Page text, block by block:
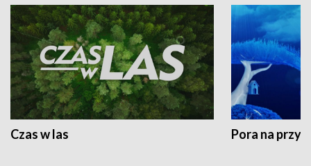
Czas w las Pora na